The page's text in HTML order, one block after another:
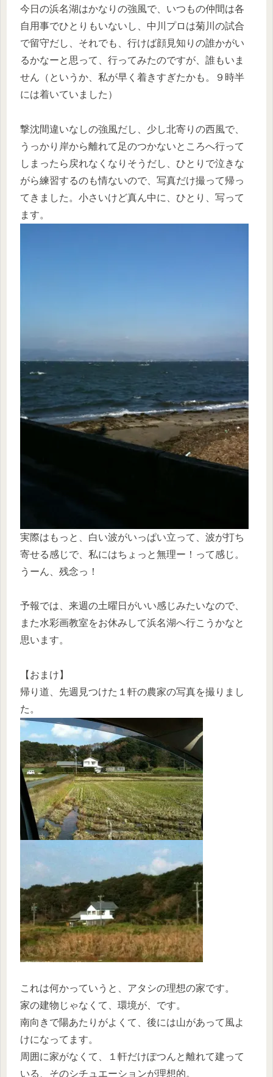
今日の浜名湖はかなりの強風で、いつもの仲間は各
自用事でひとりもいないし、中川プロは菊川の試合
で留守だし、それでも、行けば顔見知りの誰かがい
るかなーと思って、行ってみたのですが、誰もいま
せん（というか、私が早く着きすぎたかも。９時半
には着いていました）
撃沈間違いなしの強風だし、少し北寄りの西風で、
うっかり岸から離れて足のつかないところへ行って
しまったら戻れなくなりそうだし、ひとりで泣きな
がら練習するのも情ないので、写真だけ撮って帰っ
てきました。小さいけど真ん中に、ひとり、写って
ます。
実際はもっと、白い波がいっぱい立って、波が打ち
寄せる感じで、私にはちょっと無理ー！って感じ。
うーん、残念っ！
予報では、来週の土曜日がいい感じみたいなので、
また水彩画教室をお休みして浜名湖へ行こうかなと
思います。
【おまけ】
帰り道、先週見つけた１軒の農家の写真を撮りまし
た。
これは何かっていうと、アタシの理想の家です。
家の建物じゃなくて、環境が、です。
南向きで陽あたりがよくて、後には山があって風よ
けになってます。
周囲に家がなくて、１軒だけぽつんと離れて建って
いる、そのシチュエーションが理想的。